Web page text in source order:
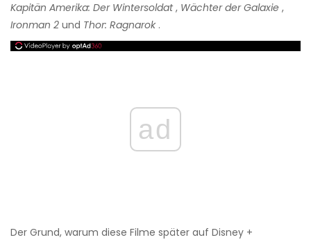
Kapitän Amerika: Der Wintersoldat, Wächter der Galaxie ,
Ironman 2 und Thor: Ragnarok.
ad
Der Grund, warum diese Filme später auf Disney +